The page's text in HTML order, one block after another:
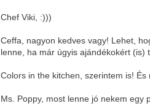
Chef Viki, :)))
Ceffa, nagyon kedves vagy! Lehet,
lenne, ha már úgyis ajándékokért (is)
Colors in the kitchen, szerintem is!
Ms. Poppy, most lenne jó nekem egy